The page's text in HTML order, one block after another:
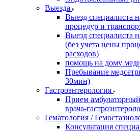
Выезда
Выезд специалиста
процедур и
Выезд специалиста
(без учета цены
расходов)
помощь на дому
Пребывание
30мин)
Гастроэнтерология
Прием
врача-
Гематология /
Консультация